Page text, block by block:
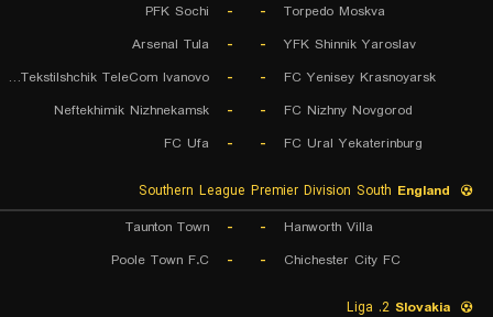
Torpedo Moskva
-
-
PFK Sochi
YFK Shinnik Yaroslav
-
-
Arsenal Tula
FC Yenisey Krasnoyarsk
-
-
FK Tekstilshchik TeleCom Ivanovo
FC Nizhny Novgorod
-
-
Neftekhimik Nizhnekamsk
FC Ural Yekaterinburg
-
-
FC Ufa
England
Hanworth Villa
-
-
Taunton Town
Chichester City FC
-
-
Poole Town F.C
Slovakia